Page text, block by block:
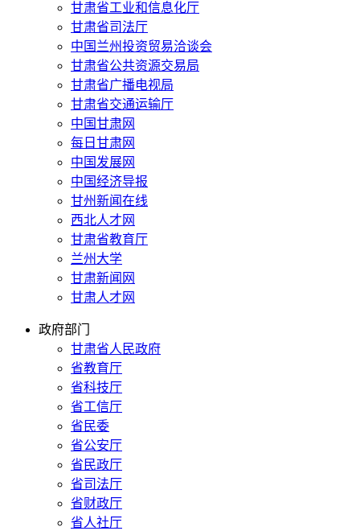
甘肃省工业和信息化厅
甘肃省司法厅
中国兰州投资贸易洽谈会
甘肃省公共资源交易局
甘肃省广播电视局
甘肃省交通运输厅
中国甘肃网
每日甘肃网
中国发展网
中国经济导报
甘州新闻在线
西北人才网
甘肃省教育厅
兰州大学
甘肃新闻网
甘肃人才网
政府部门
甘肃省人民政府
省教育厅
省科技厅
省工信厅
省民委
省公安厅
省民政厅
省司法厅
省财政厅
省人社厅